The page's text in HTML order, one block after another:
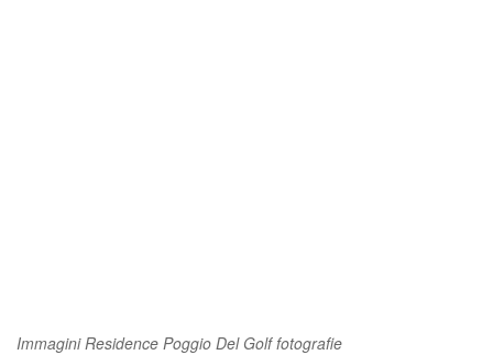
Immagini Residence Poggio Del Golf fotografie